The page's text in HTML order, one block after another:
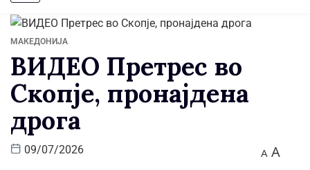
МАКЕДОНИЈА
ВИДЕО Претрес во
Скопје, пронајдена
дрога
09/07/2026 A A